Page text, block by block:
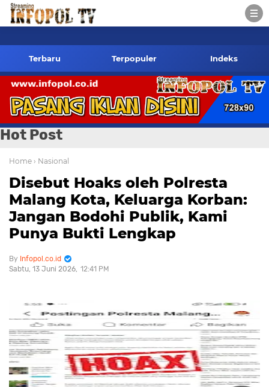
infopol.co.id Kontak
Terbaru Terpopuler Indeks
Hot Post
Home › Nasional
Disebut Hoaks oleh Polresta
Malang Kota, Keluarga Korban:
Jangan Bodohi Publik, Kami
Punya Bukti Lengkap
Infopol.co.id
Sabtu, 13 Juni 2026 12:41 PM